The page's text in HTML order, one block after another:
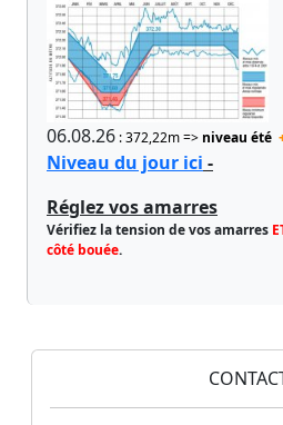
06.08.26 : 372,22m => niveau été
Niveau du jour ici -
Réglez vos amarres
Vérifiez la tension de vos amarres
côté bouée.